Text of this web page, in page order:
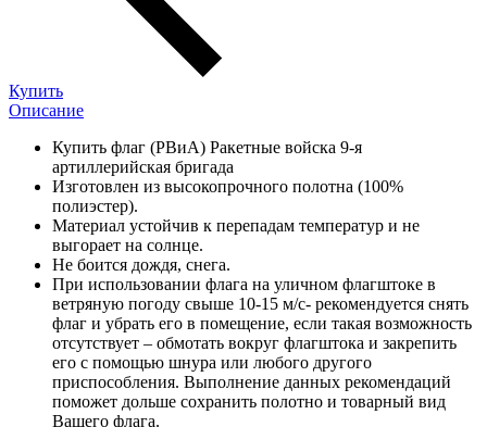
Купить
Описание
Купить флаг (РВиА) Ракетные войска 9-я
артиллерийская бригада
Изготовлен из высокопрочного полотна (100%
полиэстер).
Материал устойчив к перепадам температур и не
выгорает на солнце.
Не боится дождя, снега.
При использовании флага на уличном флагштоке в
ветряную погоду свыше 10-15 м/с- рекомендуется снять
флаг и убрать его в помещение, если такая возможность
отсутствует – обмотать вокруг флагштока и закрепить
его с помощью шнура или любого другого
приспособления. Выполнение данных рекомендаций
поможет дольше сохранить полотно и товарный вид
Вашего флага.